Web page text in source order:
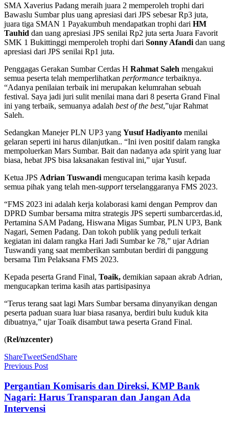
SMA Xaverius Padang meraih juara 2 memperoleh trophi dari
Bawaslu Sumbar plus uang apresiasi dari JPS sebesar Rp3 juta,
juara tiga SMAN 1 Payakumbuh mendapatkan trophi dari HM
Tauhid dan uang apresiasi JPS senilai Rp2 juta serta Juara Favorit
SMK 1 Bukittinggi memperoleh trophi dari Sonny Afandi dan uang
apresiasi dari JPS senilai Rp1 juta.
Penggagas Gerakan Sumbar Cerdas H Rahmat Saleh mengakui
semua peserta telah memperlihatkan performance terbaiknya.
“Adanya penilaian terbaik ini merupakan kelumrahan sebuah
festival. Saya jadi juri sulit menilai mana dari 8 peserta Grand Final
ini yang terbaik, semuanya adalah best of the best,”ujar Rahmat
Saleh.
Sedangkan Manejer PLN UP3 yang Yusuf Hadiyanto menilai
gelaran seperti ini harus dilanjutkan.. “Ini iven positif dalam rangka
mempoluerkan Mars Sumbar. Bait dan nadanya ada spirit yang luar
biasa, hebat JPS bisa laksanakan festival ini,” ujar Yusuf.
Ketua JPS Adrian Tuswandi mengucapan terima kasih kepada
semua pihak yang telah men-supportterselanggaranya FMS 2023.
“FMS 2023 ini adalah kerja kolaborasi kami dengan Pemprov dan
DPRD Sumbar bersama mitra strategis JPS seperti sumbarcerdas.id,
Pertamina SAM Padang, Hiswana Migas Sumbar, PLN UP3, Bank
Nagari, Semen Padang. Dan tokoh publik yang peduli terkait
kegiatan ini dalam rangka Hari Jadi Sumbar ke 78,” ujar Adrian
Tuswandi yang saat memberikan sambutan berdiri di panggung
bersama Tim Pelaksana FMS 2023.
Kepada peserta Grand Final, Toaik, demikian sapaan akrab Adrian,
mengucapkan terima kasih atas partisipasinya
“Terus terang saat lagi Mars Sumbar bersama dinyanyikan dengan
peserta paduan suara luar biasa rasanya, berdiri bulu kuduk kita
dibuatnya,” ujar Toaik disambut tawa peserta Grand Final.
(Rel/nzcenter)
ShareTweetSendShare
Previous Post
Pergantian Komisaris dan Direksi, KMP Bank
Nagari: Harus Transparan dan Jangan Ada
Intervensi